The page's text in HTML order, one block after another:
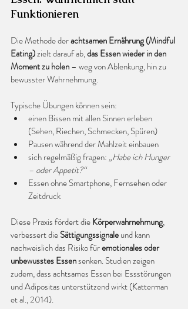
Funktionieren
Die Methode der achtsamen Ernährung (Mindful
Eating) zielt darauf ab, das Essen wieder in den
Moment zu holen – weg von Ablenkung, hin zu
bewusster Wahrnehmung.
Typische Übungen können sein:
einen Bissen mit allen Sinnen erleben
(Sehen, Riechen, Schmecken, Spüren)
Pausen während der Mahlzeit einbauen
sich regelmäßig fragen: „Habe ich Hunger
– oder Appetit?“
Essen ohne Smartphone, Fernsehen oder
Zeitdruck
Diese Praxis fördert die Körperwahrnehmung,
verbessert die Sättigungssignale und kann
nachweislich das Risiko für emotionales oder
unbewusstes Essen senken. Studien zeigen
zudem, dass achtsames Essen bei Essstörungen
und Adipositas unterstützend wirkt (Katterman
et al., 2014).